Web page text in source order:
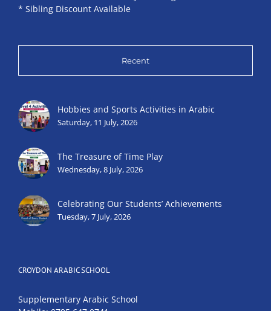
* Sibling Discount Available
Recent
Hobbies and Sports Activities in Arabic
Saturday, 11 July, 2026
The Treasure of Time Play
Wednesday, 8 July, 2026
Celebrating Our Students’ Achievements
Tuesday, 7 July, 2026
CROYDON ARABIC SCHOOL
Supplementary Arabic School